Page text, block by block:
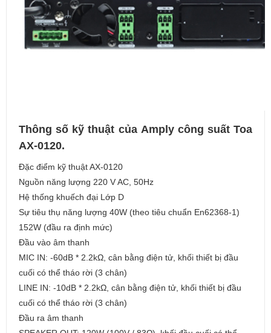
Thông số kỹ thuật của Amply công suất Toa
AX-0120.
Đặc điểm kỹ thuật AX-0120
Nguồn năng lượng 220 V AC, 50Hz
Hệ thống khuếch đại Lớp D
Sự tiêu thụ năng lượng 40W (theo tiêu chuẩn En62368-1)
152W (đầu ra định mức)
Đầu vào âm thanh
MIC IN: -60dB * 2.2kΩ, cân bằng điện tử, khối thiết bị đầu
cuối có thể tháo rời (3 chân)
LINE IN: -10dB * 2.2kΩ, cân bằng điện tử, khối thiết bị đầu
cuối có thể tháo rời (3 chân)
Đầu ra âm thanh